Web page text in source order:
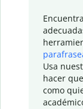
Usa
hacer
como